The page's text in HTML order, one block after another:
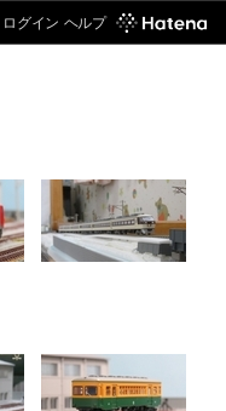
ログイン ヘルプ